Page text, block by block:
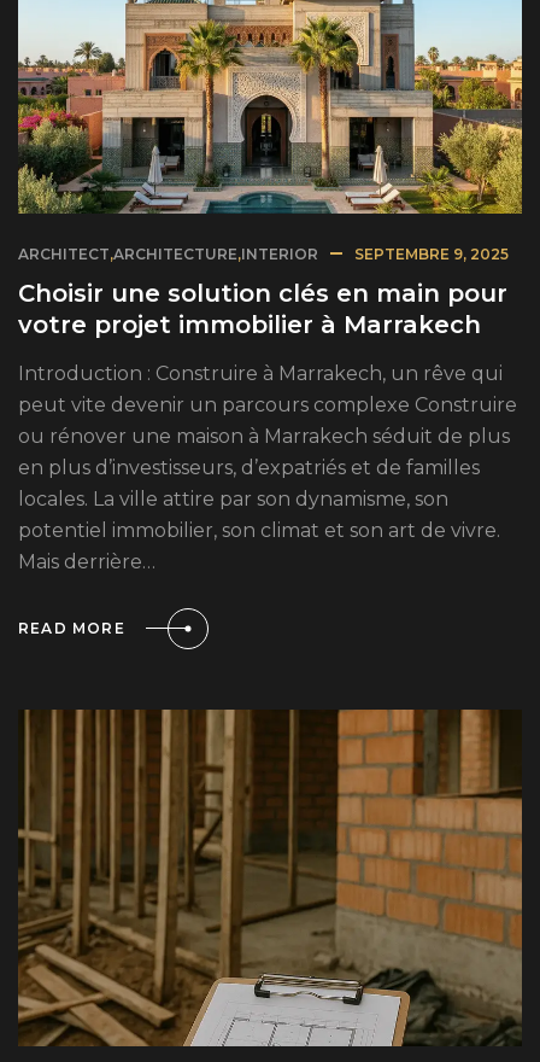
ARCHITECT,ARCHITECTURE,INTERIOR SEPTEMBRE 9, 2025
Choisir une solution clés en main pour
votre projet immobilier à Marrakech
Introduction : Construire à Marrakech, un rêve qui
peut vite devenir un parcours complexe Construire
ou rénover une maison à Marrakech séduit de plus
en plus d’investisseurs, d’expatriés et de familles
locales. La ville attire par son dynamisme, son
potentiel immobilier, son climat et son art de vivre.
Mais derrière…
READ MORE